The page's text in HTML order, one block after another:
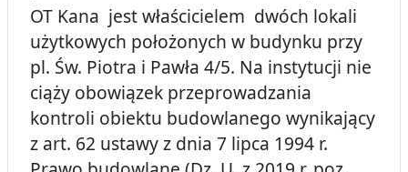
OT Kana jest właścicielem dwóch lokali
użytkowych położonych w budynku przy
pl. Św. Piotra i Pawła 4/5. Na instytucji nie
ciąży obowiązek przeprowadzania
kontroli obiektu budowlanego wynikający
z art. 62 ustawy z dnia 7 lipca 1994 r.